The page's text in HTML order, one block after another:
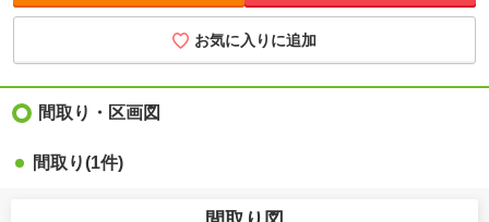
お気に入りに追加
間取り・区画図
間取り(1件)